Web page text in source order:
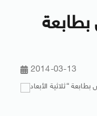
2014-03-13